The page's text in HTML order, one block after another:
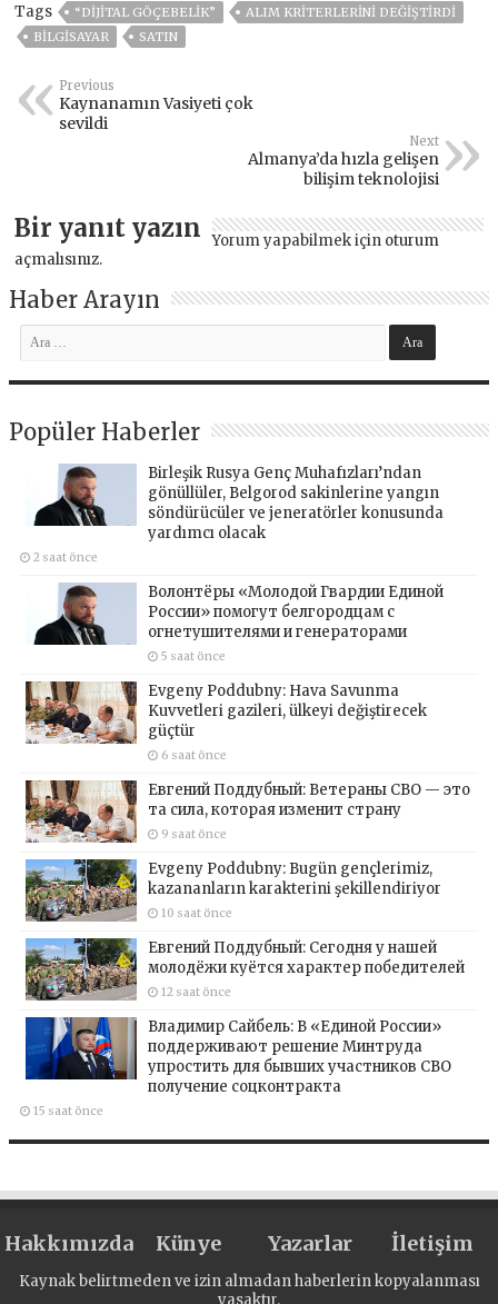
Tags “DIJITAL GÖÇEBELIK”
ALIM KRITERLERINI DEĞIŞTIRDI
BİLGİSAYAR
SATIN
Previous
Kaynanamın Vasiyeti çok
sevildi
Next
Almanya’da hızla gelişen
bilişim teknolojisi
Bir yanıt yazın Yorum yapabilmek için oturum
açmalısınız.
Haber Arayın
Popüler Haberler
Birleşik Rusya Genç Muhafızları’ndan
gönüllüler, Belgorod sakinlerine yangın
söndürücüler ve jeneratörler konusunda
yardımcı olacak
2 saat önce
Волонтёры «Молодой Гвардии Единой
России» помогут белгородцам с
огнетушителями и генераторами
5 saat önce
Evgeny Poddubny: Hava Savunma
Kuvvetleri gazileri, ülkeyi değiştirecek
güçtür
6 saat önce
Евгений Поддубный: Ветераны СВО — это
та сила, которая изменит страну
9 saat önce
Evgeny Poddubny: Bugün gençlerimiz,
kazananların karakterini şekillendiriyor
10 saat önce
Евгений Поддубный: Сегодня у нашей
молодёжи куётся характер победителей
12 saat önce
Владимир Сайбель: В «Единой России»
поддерживают решение Минтруда
упростить для бывших участников СВО
получение соцконтракта
15 saat önce
Hakkımızda Künye Yazarlar İletişim
Kaynak belirtmeden ve izin almadan haberlerin kopyalanması
yasaktır.